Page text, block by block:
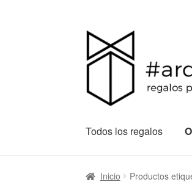
Todos los regalos
Inicio Productos